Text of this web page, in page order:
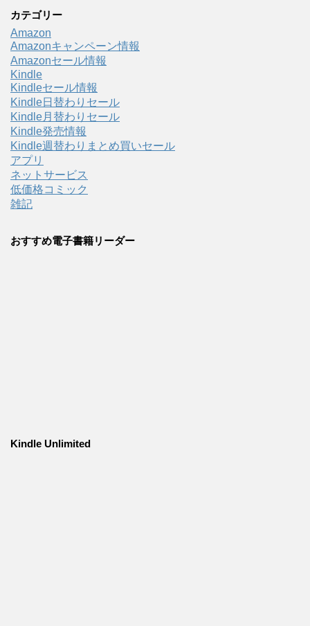
カテゴリー
Amazon
Amazonキャンペーン情報
Amazonセール情報
Kindle
Kindleセール情報
Kindle日替わりセール
Kindle月替わりセール
Kindle発売情報
Kindle週替わりまとめ買いセール
アプリ
ネットサービス
低価格コミック
雑記
おすすめ電子書籍リーダー
Kindle Unlimited